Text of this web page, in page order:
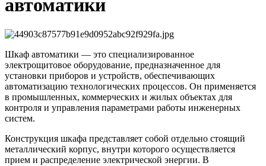
автоматики
Шкаф автоматики — это специализированное
электрощитовое оборудование, предназначенное для
установки приборов и устройств, обеспечивающих
автоматизацию технологических процессов. Он применяется
в промышленных, коммерческих и жилых объектах для
контроля и управления параметрами работы инженерных
систем.
Конструкция шкафа представляет собой отдельно стоящий
металлический корпус, внутри которого осуществляется
прием и распределение электрической энергии. В